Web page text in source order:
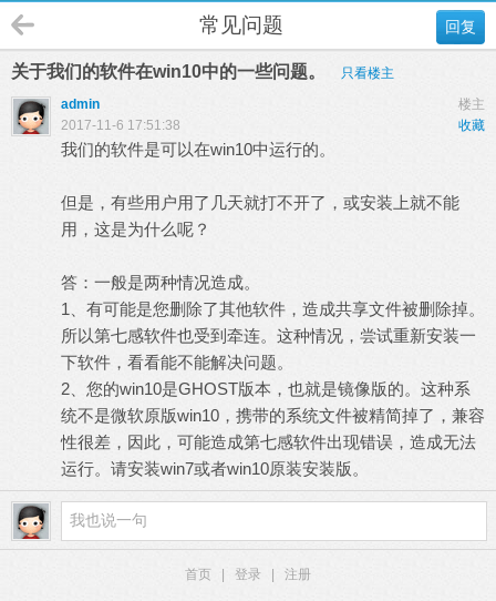
回复
常见问题
关于我们的软件在win10中的一些问题。
只看楼主
楼主
admin
收藏
2017-11-6 17:51:38
我们的软件是可以在win10中运行的。
但是，有些用户用了几天就打不开了，或安装上就不能
用，这是为什么呢？
答：一般是两种情况造成。
1、有可能是您删除了其他软件，造成共享文件被删除掉。
所以第七感软件也受到牵连。这种情况，尝试重新安装一
下软件，看看能不能解决问题。
2、您的win10是GHOST版本，也就是镜像版的。这种系
统不是微软原版win10，携带的系统文件被精简掉了，兼容
性很差，因此，可能造成第七感软件出现错误，造成无法
运行。请安装win7或者win10原装安装版。
首页 登录 注册